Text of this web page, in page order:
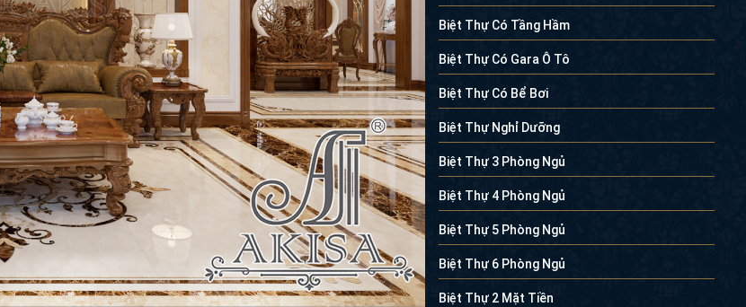
Biệt Thự Có Tầng Hầm
Biệt Thự Có Gara Ô Tô
Biệt Thự Có Bể Bơi
Biệt Thự Nghỉ Dưỡng
Biệt Thự 3 Phòng Ngủ
Biệt Thự 4 Phòng Ngủ
Biệt Thự 5 Phòng Ngủ
Biệt Thự 6 Phòng Ngủ
Biệt Thự 2 Mặt Tiền